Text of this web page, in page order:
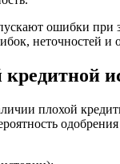
ошибки при
неточностей и
кредитной
плохой
одобрения